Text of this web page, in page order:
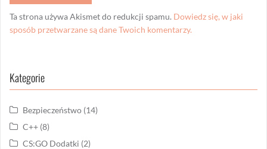
Ta strona używa Akismet do redukcji spamu. Dowiedz się, w jaki
sposób przetwarzane są dane Twoich komentarzy.
Kategorie
Bezpieczeństwo (14)
C++ (8)
CS:GO Dodatki (2)